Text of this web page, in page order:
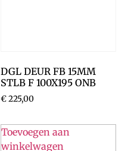
DGL DEUR FB 15MM
STLB F 100X195 ONB
€225,00
Toevoegen aan
winkelwagen